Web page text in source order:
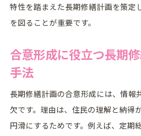
特性を踏まえた長期修繕計画を策定
を図ることが重要です。
合意形成に役立つ長期
手法
長期修繕計画の合意形成には、情報
欠です。理由は、住民の理解と納得
円滑にするためです。例えば、定期